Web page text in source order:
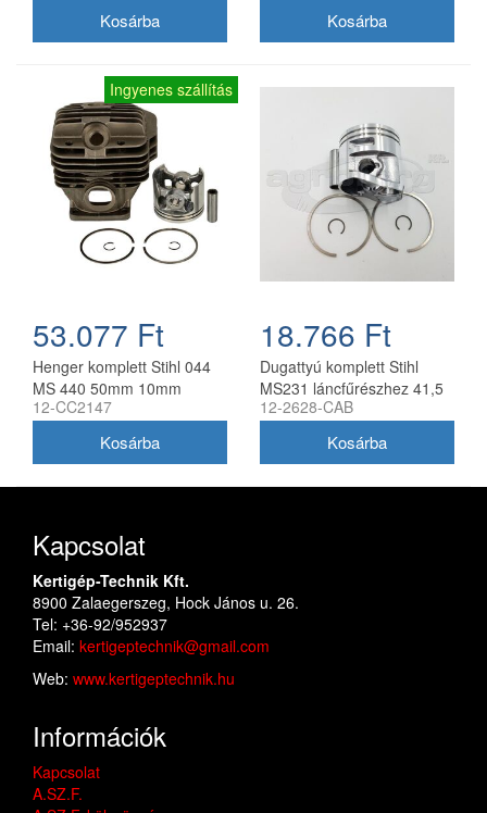
Ingyenes szállítás
53.077 Ft
Henger komplett Stihl 044
MS 440 50mm 10mm
csapszeggel utángyártott
12-CC2147
18.766 Ft
Dugattyú komplett Stihl
MS231 láncfűrészhez 41,5
mm utángyártott
12-2628-CAB
Kapcsolat
Kertigép-Technik Kft.
8900 Zalaegerszeg, Hock János u. 26.
Tel: +36-92/952937
Email: kertigeptechnik@gmail.com
Web: www.kertigeptechnik.hu
Információk
Kapcsolat
A.SZ.F.